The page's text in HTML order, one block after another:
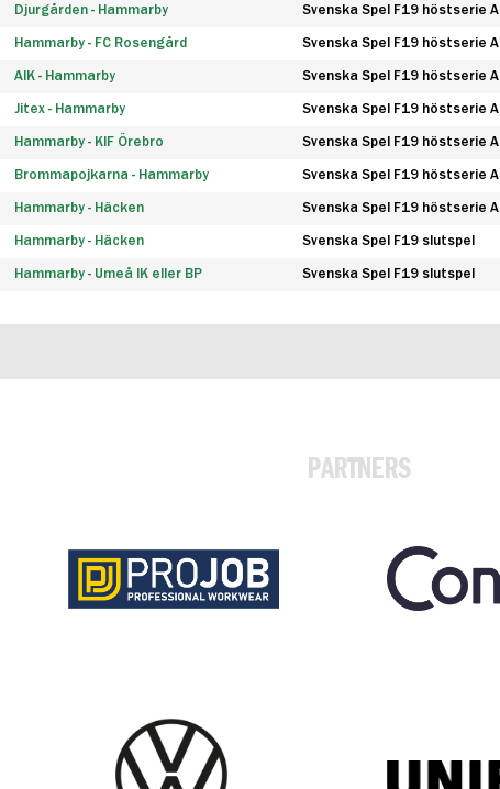
Djurgården - Hammarby Svenska Spel F19 höstserie A
Hammarby - FC Rosengård Svenska Spel F19 höstserie A
AIK - Hammarby Svenska Spel F19 höstserie A
Jitex - Hammarby Svenska Spel F19 höstserie A
Hammarby - KIF Örebro Svenska Spel F19 höstserie A
Brommapojkarna - Hammarby Svenska Spel F19 höstserie A
Hammarby - Häcken Svenska Spel F19 höstserie A
Hammarby - Häcken Svenska Spel F19 slutspel
Hammarby - Umeå IK eller BP Svenska Spel F19 slutspel
PARTNERS